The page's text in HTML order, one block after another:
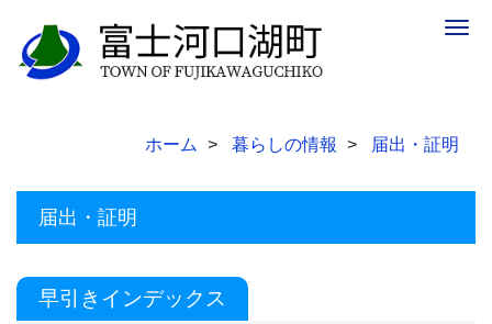
ホーム 暮らしの情報 届出・証明
届出・証明
早引きインデックス